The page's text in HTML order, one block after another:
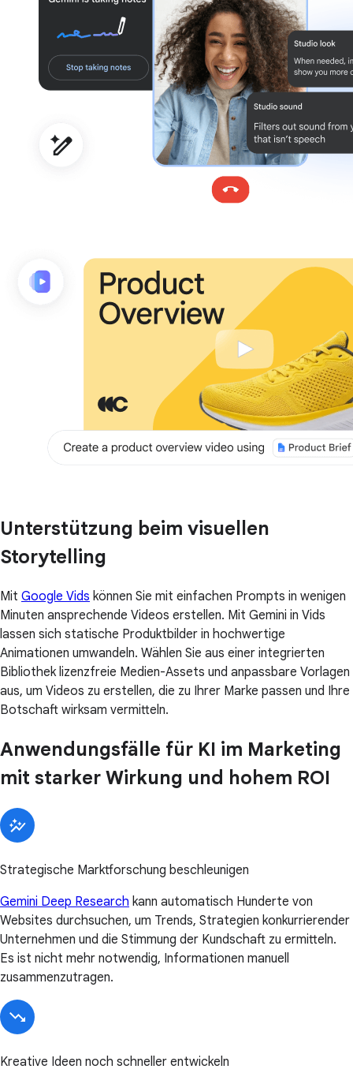
Unterstützung beim visuellen
Storytelling
Mit Google Vids können Sie mit einfachen Prompts in wenigen
Minuten ansprechende Videos erstellen. Mit Gemini in Vids
lassen sich statische Produktbilder in hochwertige
Animationen umwandeln. Wählen Sie aus einer integrierten
Bibliothek lizenzfreie Medien-Assets und anpassbare Vorlagen
aus, um Videos zu erstellen, die zu Ihrer Marke passen und Ihre
Botschaft wirksam vermitteln.
Anwendungsfälle für KI im Marketing
mit starker Wirkung und hohem ROI
Strategische Marktforschung beschleunigen
Gemini Deep Research kann automatisch Hunderte von
Websites durchsuchen, um Trends, Strategien konkurrierender
Unternehmen und die Stimmung der Kundschaft zu ermitteln.
Es ist nicht mehr notwendig, Informationen manuell
zusammenzutragen.
Kreative Ideen noch schneller entwickeln